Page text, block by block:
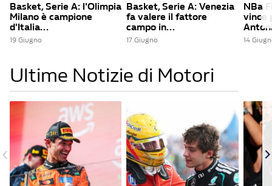
Basket, Serie A: l'Olimpia
Milano è campione
d'Italia...
19 Giugno
Basket, Serie A: Venezia
fa valere il fattore
campo in...
17 Giugno
NBa
vince
14
Ultime Notizie di Motori